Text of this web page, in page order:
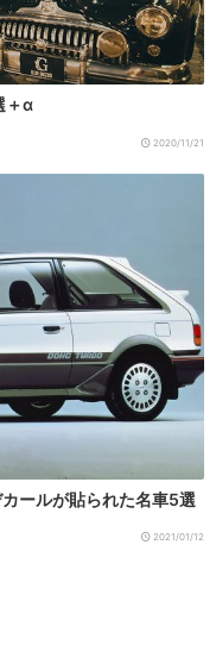
＋α
2020/11/21
ールが貼られた名車5選
2021/01/12